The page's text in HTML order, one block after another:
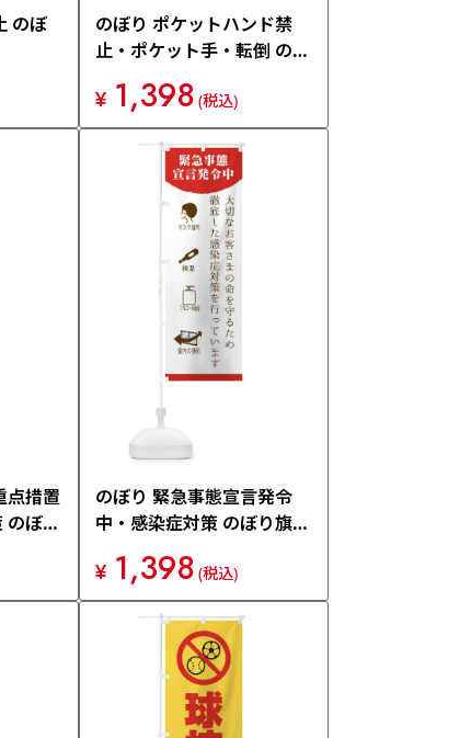
のぼ
のぼり ポケットハンド禁
止・ポケット手・転倒 のぼ
¥ 1,398 (税込)
点措置
のぼり
のぼり 緊急事態宣言発令
中・感染症対策 のぼり旗
¥ 1,398 (税込)